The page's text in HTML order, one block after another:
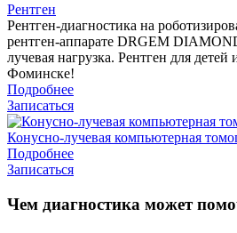
Рентген
Рентген-диагностика на
рентген-аппарате DRGEM
лучевая нагрузка. Рентген для
Фоминске!
Подробнее
Записаться
Конусно-лучевая компьютерная
Подробнее
Записаться
Чем диагностика может